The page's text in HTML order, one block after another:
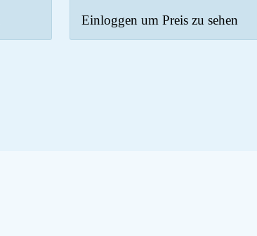
Einloggen um Preis zu sehen